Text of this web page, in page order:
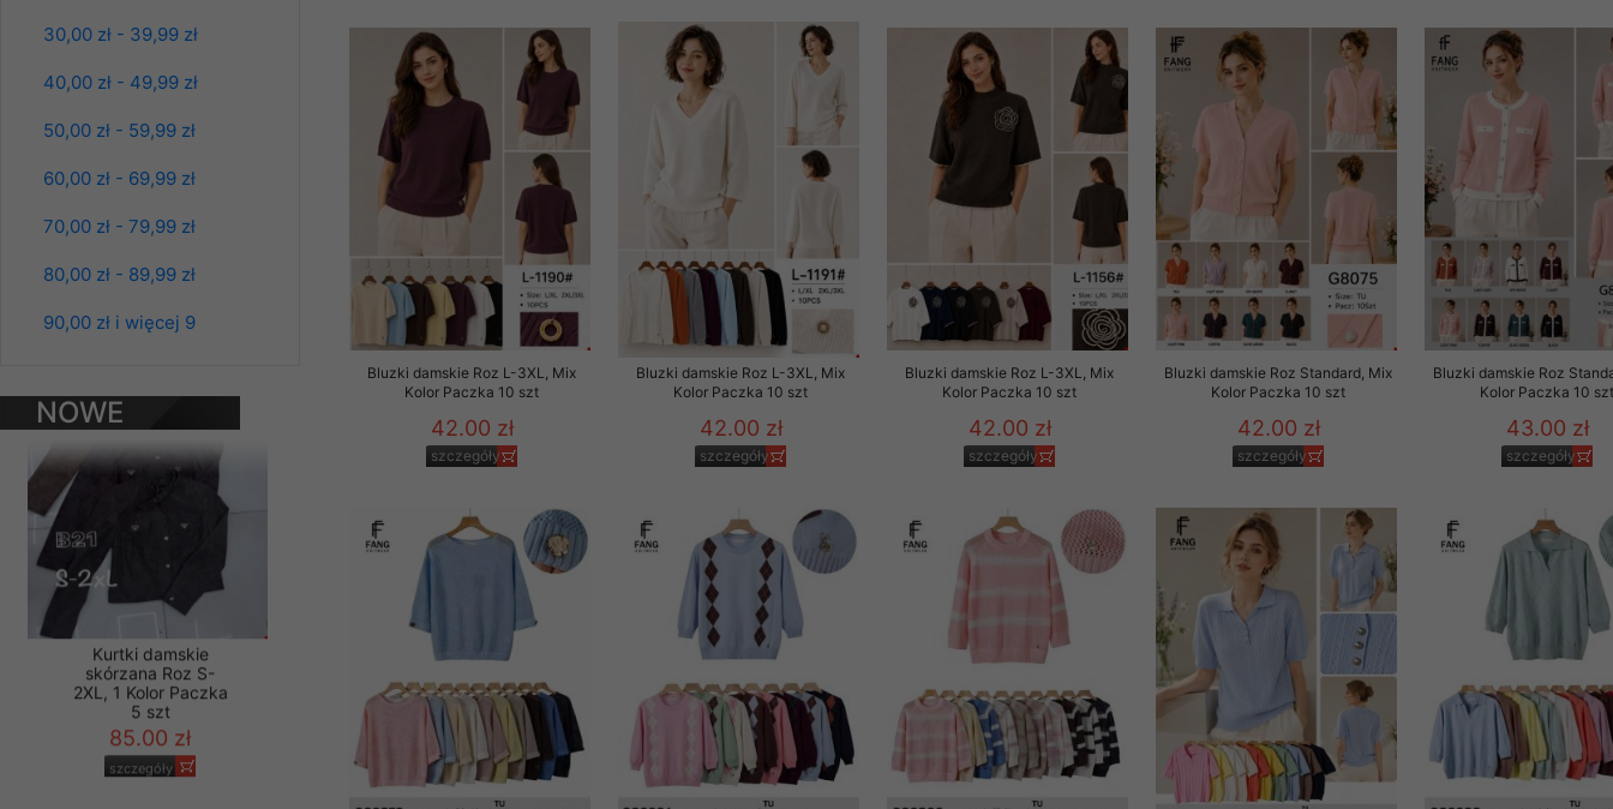
30,00 zł - 39,99 zł
40,00 zł - 49,99 zł
50,00 zł - 59,99 zł
60,00 zł - 69,99 zł
70,00 zł - 79,99 zł
80,00 zł - 89,99 zł
90,00 zł i więcej 9
NOWE
PRODUKTY
skórzana Roz S-
5 szt
Kurtki damskie
skórzana Roz S-
2XL, 1 Kolor Paczka
Bluzki damskie Roz L-3XL, Mix
Kolor Paczka 10 szt
42.00 zł
szczegóły
Bluzki damskie Roz L-3XL, Mix
Kolor Paczka 10 szt
42.00 zł
szczegóły
Bluzki damskie Roz L-3XL, Mix
Kolor Paczka 10 szt
42.00 zł
szczegóły
Bluzki damskie Roz Standard, Mix
Kolor Paczka 10 szt
42.00 zł
szczegóły
Bluzki damskie Roz
Kolor Paczka 10
43.00 zł
szczegóły
Materiały reklamowo - promocyjne wysyłamy Klientom jedynie wówczas, gdy wyrazili na to zgodę. Dotyczy to w
szczególności newslettera wysyłanego Klientowi, jeżeli potwierdzi wyraźnie wskazanego przez nas linka
zawierającego akceptację na otrzymywanie newslettera o aktualnych promocjach, rabatach i nowościach w
naszym Sklepie. Materiały te dotyczą wyłącznie oferty naszego Sklepu.
Wszelkie pytania, wnioski i sugestie odnoszące się do ochrony Państwa prywatności, w szczególności danych
osobowych prosimy zgłaszać na email